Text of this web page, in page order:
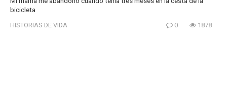
bicicleta
HISTORIAS DE VIDA 0 1878